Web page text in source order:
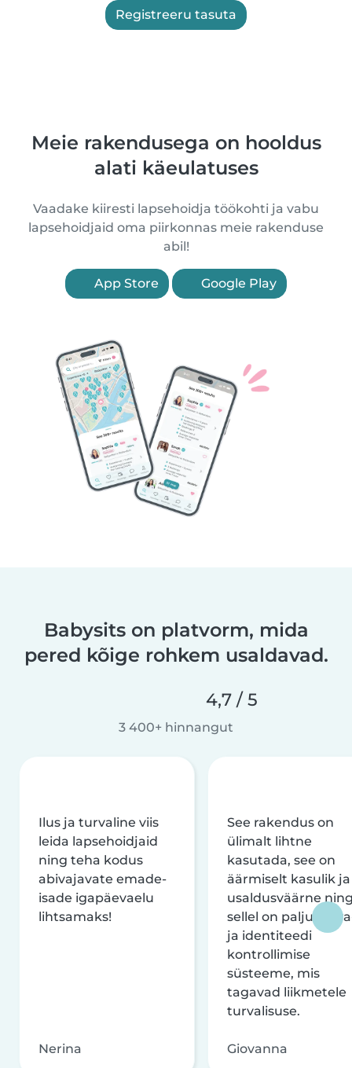
Registreeru tasuta
Meie rakendusega on hooldus
alati käeulatuses
Vaadake kiiresti lapsehoidja töökohti ja vabu
lapsehoidjaid oma piirkonnas meie rakenduse
abil!
App Store Google Play
Babysits on platvorm, mida
pered kõige rohkem usaldavad.
4,7 / 5
3 400+ hinnangut
Ilus ja turvaline viis
leida lapsehoidjaid
ning teha kodus
abivajavate emade-
isade igapäevaelu
lihtsamaks!
Nerina
See rakendus on
ülimalt lihtne
kasutada, see on
äärmiselt kasulik ja
usaldusväärne
sellel on palju
ja identiteedi
kontrollimise
süsteeme, mis
tagavad liikmetele
turvalisuse.
Giovanna